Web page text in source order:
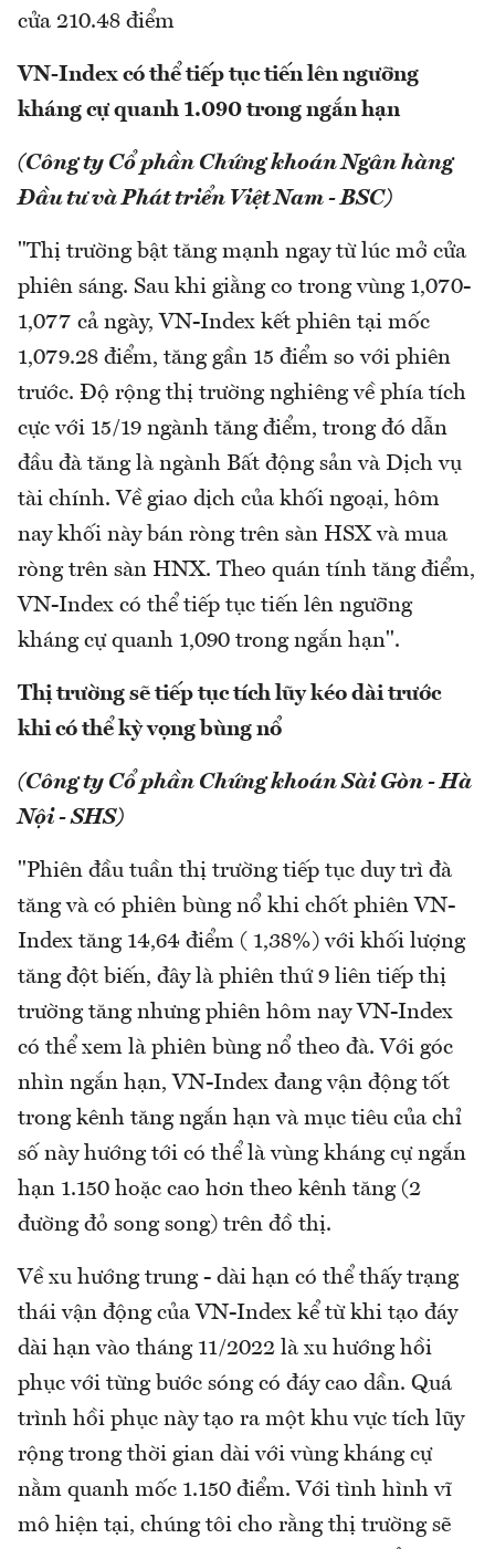
cửa 210.48 điểm
VN-Index có thể tiếp tục tiến lên ngưỡng
kháng cự quanh 1.090 trong ngắn hạn
(Công ty Cổ phần Chứng khoán Ngân hàng
Đầu tư và Phát triển Việt Nam - BSC)
"Thị trường bật tăng mạnh ngay từ lúc mở cửa
phiên sáng. Sau khi giằng co trong vùng 1,070-
1,077 cả ngày, VN-Index kết phiên tại mốc
1,079.28 điểm, tăng gần 15 điểm so với phiên
trước. Độ rộng thị trường nghiêng về phía tích
cực với 15/19 ngành tăng điểm, trong đó dẫn
đầu đà tăng là ngành Bất động sản và Dịch vụ
tài chính. Về giao dịch của khối ngoại, hôm
nay khối này bán ròng trên sàn HSX và mua
ròng trên sàn HNX. Theo quán tính tăng điểm,
VN-Index có thể tiếp tục tiến lên ngưỡng
kháng cự quanh 1,090 trong ngắn hạn".
Thị trường sẽ tiếp tục tích lũy kéo dài trước
khi có thể kỳ vọng bùng nổ
(Công ty Cổ phần Chứng khoán Sài Gòn - Hà
Nội - SHS)
"Phiên đầu tuần thị trường tiếp tục duy trì đà
tăng và có phiên bùng nổ khi chốt phiên VN-
Index tăng 14,64 điểm ( 1,38%) với khối lượng
tăng đột biến, đây là phiên thứ 9 liên tiếp thị
trường tăng nhưng phiên hôm nay VN-Index
có thể xem là phiên bùng nổ theo đà. Với góc
nhìn ngắn hạn, VN-Index đang vận động tốt
trong kênh tăng ngắn hạn và mục tiêu của chỉ
số này hướng tới có thể là vùng kháng cự ngắn
hạn 1.150 hoặc cao hơn theo kênh tăng (2
đường đỏ song song) trên đồ thị.
Về xu hướng trung - dài hạn có thể thấy trạng
thái vận động của VN-Index kể từ khi tạo đáy
dài hạn vào tháng 11/2022 là xu hướng hồi
phục với từng bước sóng có đáy cao dần. Quá
trình hồi phục này tạo ra một khu vực tích lũy
rộng trong thời gian dài với vùng kháng cự
nằm quanh mốc 1.150 điểm. Với tình hình vĩ
mô hiện tại, chúng tôi cho rằng thị trường sẽ